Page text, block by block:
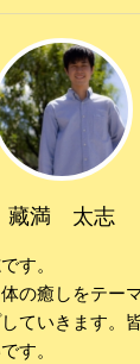
藏満 太志
す。
の癒しをテー
ていきます。
す。